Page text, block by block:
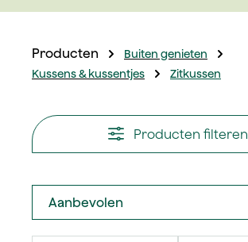
Producten
Buiten genieten
Kussens & kussentjes
Zitkussen
Producten filteren